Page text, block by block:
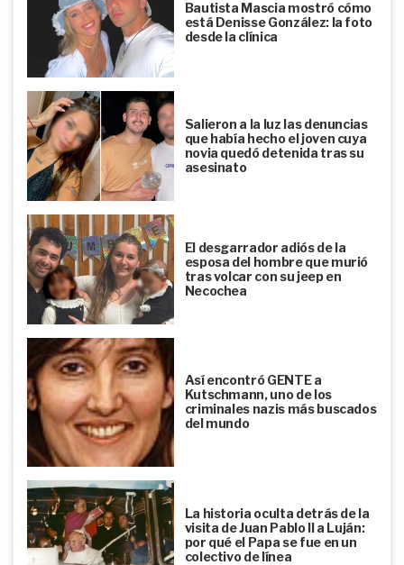
Bautista Mascia mostró cómo
está Denisse González: la foto
desde la clínica
Salieron a la luz las denuncias
que había hecho el joven cuya
novia quedó detenida tras su
asesinato
El desgarrador adiós de la
esposa del hombre que murió
tras volcar con su jeep en
Necochea
Así encontró GENTE a
Kutschmann, uno de los
criminales nazis más buscados
del mundo
La historia oculta detrás de la
visita de Juan Pablo II a Luján:
por qué el Papa se fue en un
colectivo de línea